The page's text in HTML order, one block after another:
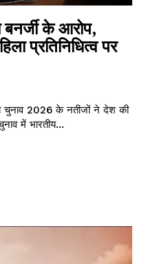
App
के आरोप,
प्रतिनिधित्व पर
चुनाव 2026 के नतीजों ने देश की
में भारतीय...